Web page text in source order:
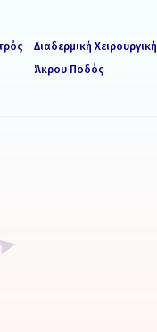
Διαδερμική Χειρουργική
Άκρου Ποδός